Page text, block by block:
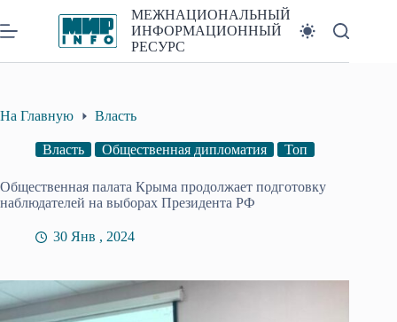
к
сути
МЕЖНАЦИОНАЛЬНЫЙ
ИНФОРМАЦИОННЫЙ
РЕСУРС
На Главную Власть
Власть Общественная дипломатия Топ
Общественная палата Крыма продолжает подготовку
наблюдателей на выборах Президента РФ
30 Янв , 2024